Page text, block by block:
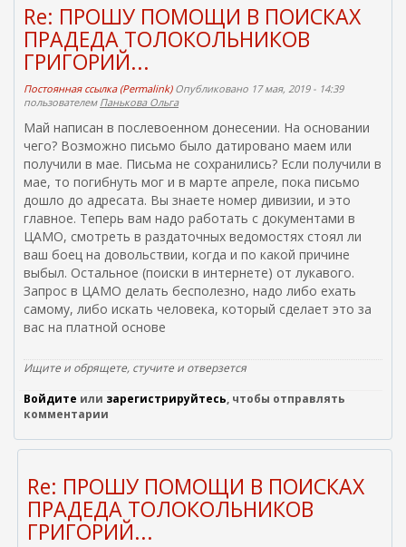
)
Re: ПРОШУ ПОМОЩИ В ПОИСКАХ
ПРАДЕДА ТОЛОКОЛЬНИКОВ
ГРИГОРИЙ...
Постоянная ссылка (Permalink)Опубликовано 17 мая, 2019 - 14:39
пользователем Панькова Ольга
Май написан в послевоенном донесении. На основании
чего? Возможно письмо было датировано маем или
получили в мае. Письма не сохранились? Если получили в
мае, то погибнуть мог и в марте апреле, пока письмо
дошло до адресата. Вы знаете номер дивизии, и это
главное. Теперь вам надо работать с документами в
ЦАМО, смотреть в раздаточных ведомостях стоял ли
ваш боец на довольствии, когда и по какой причине
выбыл. Остальное (поиски в интернете) от лукавого.
Запрос в ЦАМО делать бесполезно, надо либо ехать
самому, либо искать человека, который сделает это за
вас на платной основе
Ищите и обрящете, стучите и отверзется
Войдите или зарегистрируйтесь, чтобы отправлять
комментарии
Re: ПРОШУ ПОМОЩИ В ПОИСКАХ
ПРАДЕДА ТОЛОКОЛЬНИКОВ
ГРИГОРИЙ...